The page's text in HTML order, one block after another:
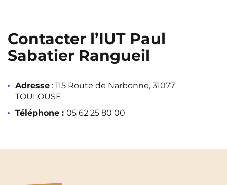
Marseille Montpellier
Noisy-Le-Grand Orly
Palaiseau Paris
Rennes Rouen
Contacter l’IUT Paul
Sabatier Rangueil
Adresse : 115 Route de Narbonne, 31077
TOULOUSE
Téléphone : 05 62 25 80 00